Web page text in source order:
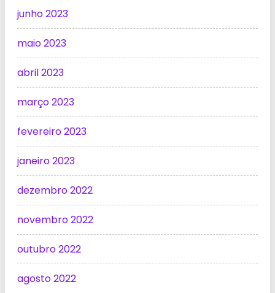
junho 2023
maio 2023
abril 2023
março 2023
fevereiro 2023
janeiro 2023
dezembro 2022
novembro 2022
outubro 2022
agosto 2022